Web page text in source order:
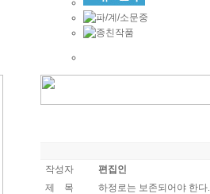
작성자
편집인
제 목
하정로는 보존되어야 한다.